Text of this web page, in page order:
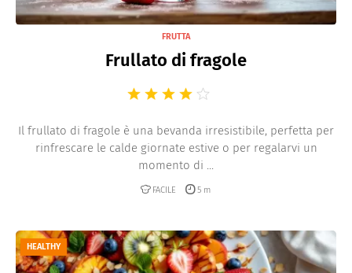
FRUTTA
Frullato di fragole
Il frullato di fragole è una bevanda irresistibile, perfetta per
rinfrescare le calde giornate estive o per regalarvi un
momento di ...
FACILE 5 m
HEALTHY